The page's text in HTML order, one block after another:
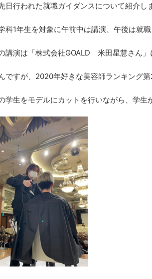
日行われた就職ガイダンスについて紹介し
科1年生を対象に午前中は講演、午後は就職
講演は「株式会社GOALD 米田星慧さん」
ですが、2020年好きな美容師ランキング
学生をモデルにカットを行いながら、学生